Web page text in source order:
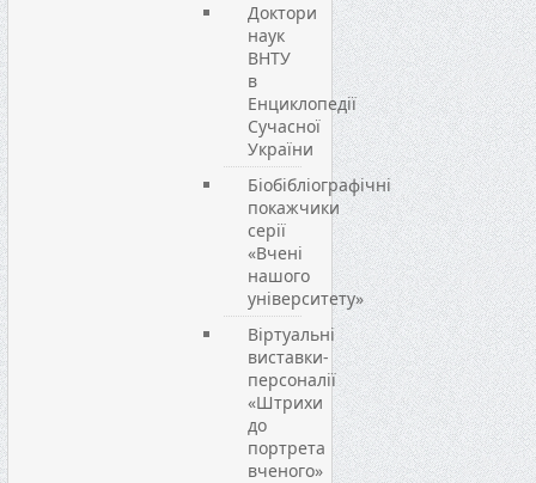
Доктори
наук
ВНТУ
в
Енциклопедії
Сучасної
України
Біобібліографічні
покажчики
серії
«Вчені
нашого
університету»
Віртуальні
виставки-
персоналії
«Штрихи
до
портрета
вченого»